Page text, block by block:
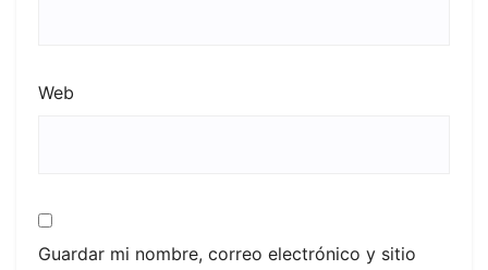
Web
Guardar mi nombre, correo electrónico y sitio